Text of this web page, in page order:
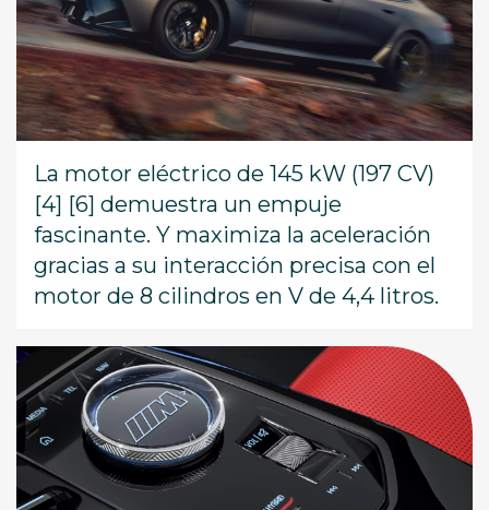
La motor eléctrico de 145 kW (197 CV)
[4] [6] demuestra un empuje
fascinante. Y maximiza la aceleración
gracias a su interacción precisa con el
motor de 8 cilindros en V de 4,4 litros.